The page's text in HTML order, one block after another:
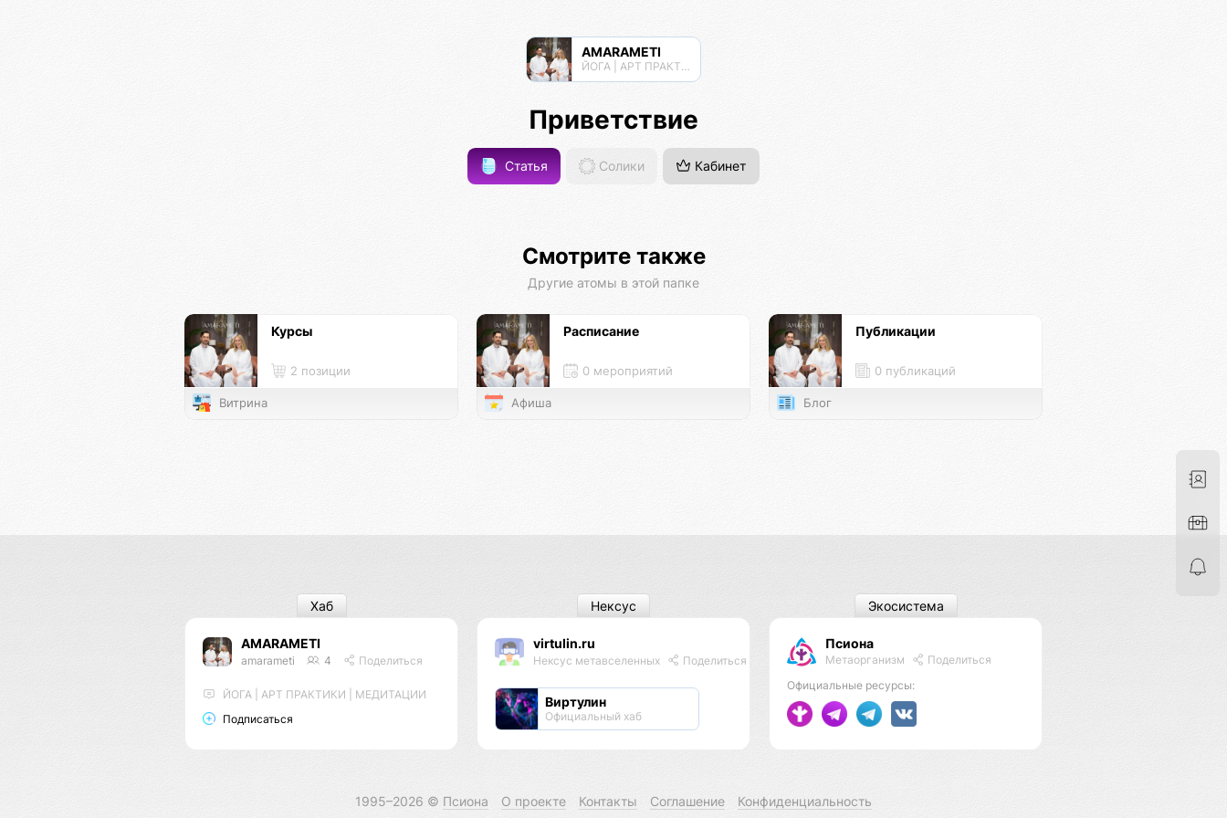
AMARAMETI
ЙОГА | АРТ ПРАКТИКИ | МЕДИТАЦИИ
Приветствие
Статья Солики Кабинет
Смотрите также
Другие атомы в этой папке
Курсы
2 позиции
Витрина
Расписание
0 мероприятий
Афиша
Публикации
0 публикаций
Блог
AMARAMETI
amarameti 4 Поделиться
ЙОГА | АРТ ПРАКТИКИ | МЕДИТАЦИИ
Подписаться
Хаб
virtulin.ru
Нексус метавселенных Поделиться
Виртулин
Официальный хаб
Нексус
Псиона
Метаорганизм
Поделиться
Официальные ресурсы:
Экосистема
1995–2026 © Псиона О проекте Контакты Соглашение Конфиденциальность